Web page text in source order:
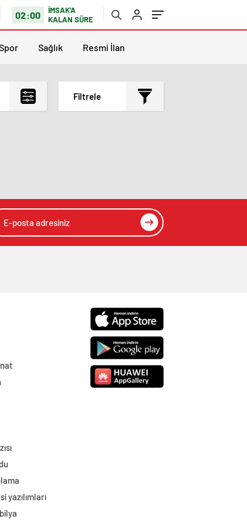
02:00
İMSAK'A
KALAN SÜRE
Sağlık Resmi İlan
Filtrele
yazılımları